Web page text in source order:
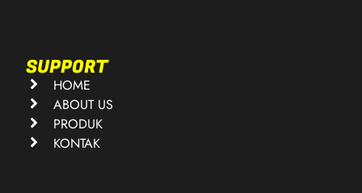
SUPPORT
HOME
ABOUT US
PRODUK
KONTAK